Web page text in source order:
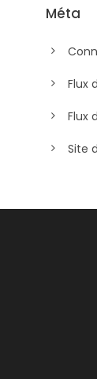
Méta
Flux
Flux
Site